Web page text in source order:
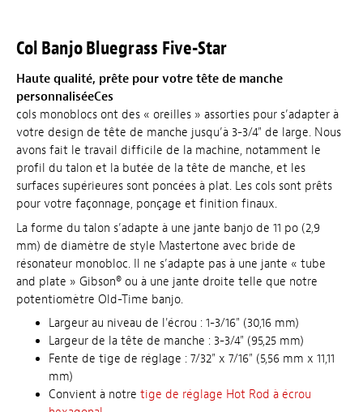
Col Banjo Bluegrass Five-Star
Haute qualité, prête pour votre tête de manche
personnaliséeCes
cols monoblocs ont des « oreilles » assorties pour s’adapter à
votre design de tête de manche jusqu’à 3-3/4" de large. Nous
avons fait le travail difficile de la machine, notamment le
profil du talon et la butée de la tête de manche, et les
surfaces supérieures sont poncées à plat. Les cols sont prêts
pour votre façonnage, ponçage et finition finaux.
La forme du talon s’adapte à une jante banjo de 11 po (2,9
mm) de diamètre de style Mastertone avec bride de
résonateur monobloc. Il ne s’adapte pas à une jante « tube
and plate » Gibson® ou à une jante droite telle que notre
potentiomètre Old-Time banjo.
Largeur au niveau de l'écrou : 1-3/16" (30,16 mm)
Largeur de la tête de manche : 3-3/4" (95,25 mm)
Fente de tige de réglage : 7/32" x 7/16" (5,56 mm x 11,11
mm)
Convient à notre tige de réglage Hot Rod à écrou